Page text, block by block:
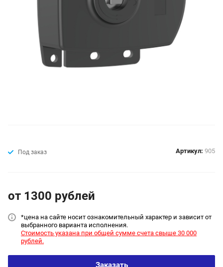
Под заказ Артикул: 905
от 1300 рублей
*цена на сайте носит ознакомительный характер и зависит от
выбранного варианта исполнения.
Стоимость указана при общей сумме счета свыше 30 000
рублей.
Заказать